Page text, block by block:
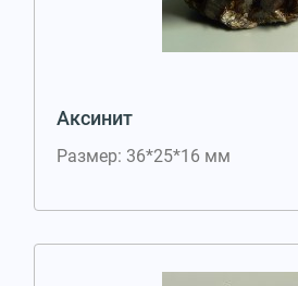
Аксинит
Размер: 36*25*16 мм